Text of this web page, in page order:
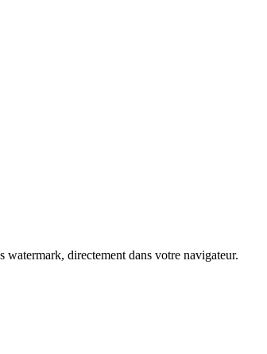
watermark, directement dans votre navigateur.